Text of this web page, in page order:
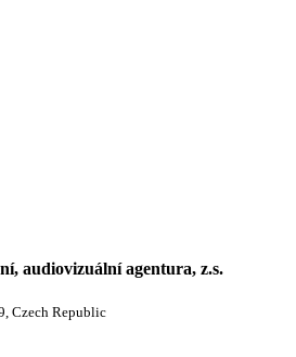
audiovizuální agentura, z.s.
Czech Republic